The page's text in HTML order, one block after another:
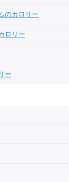
のカロリー
ロリー
ー